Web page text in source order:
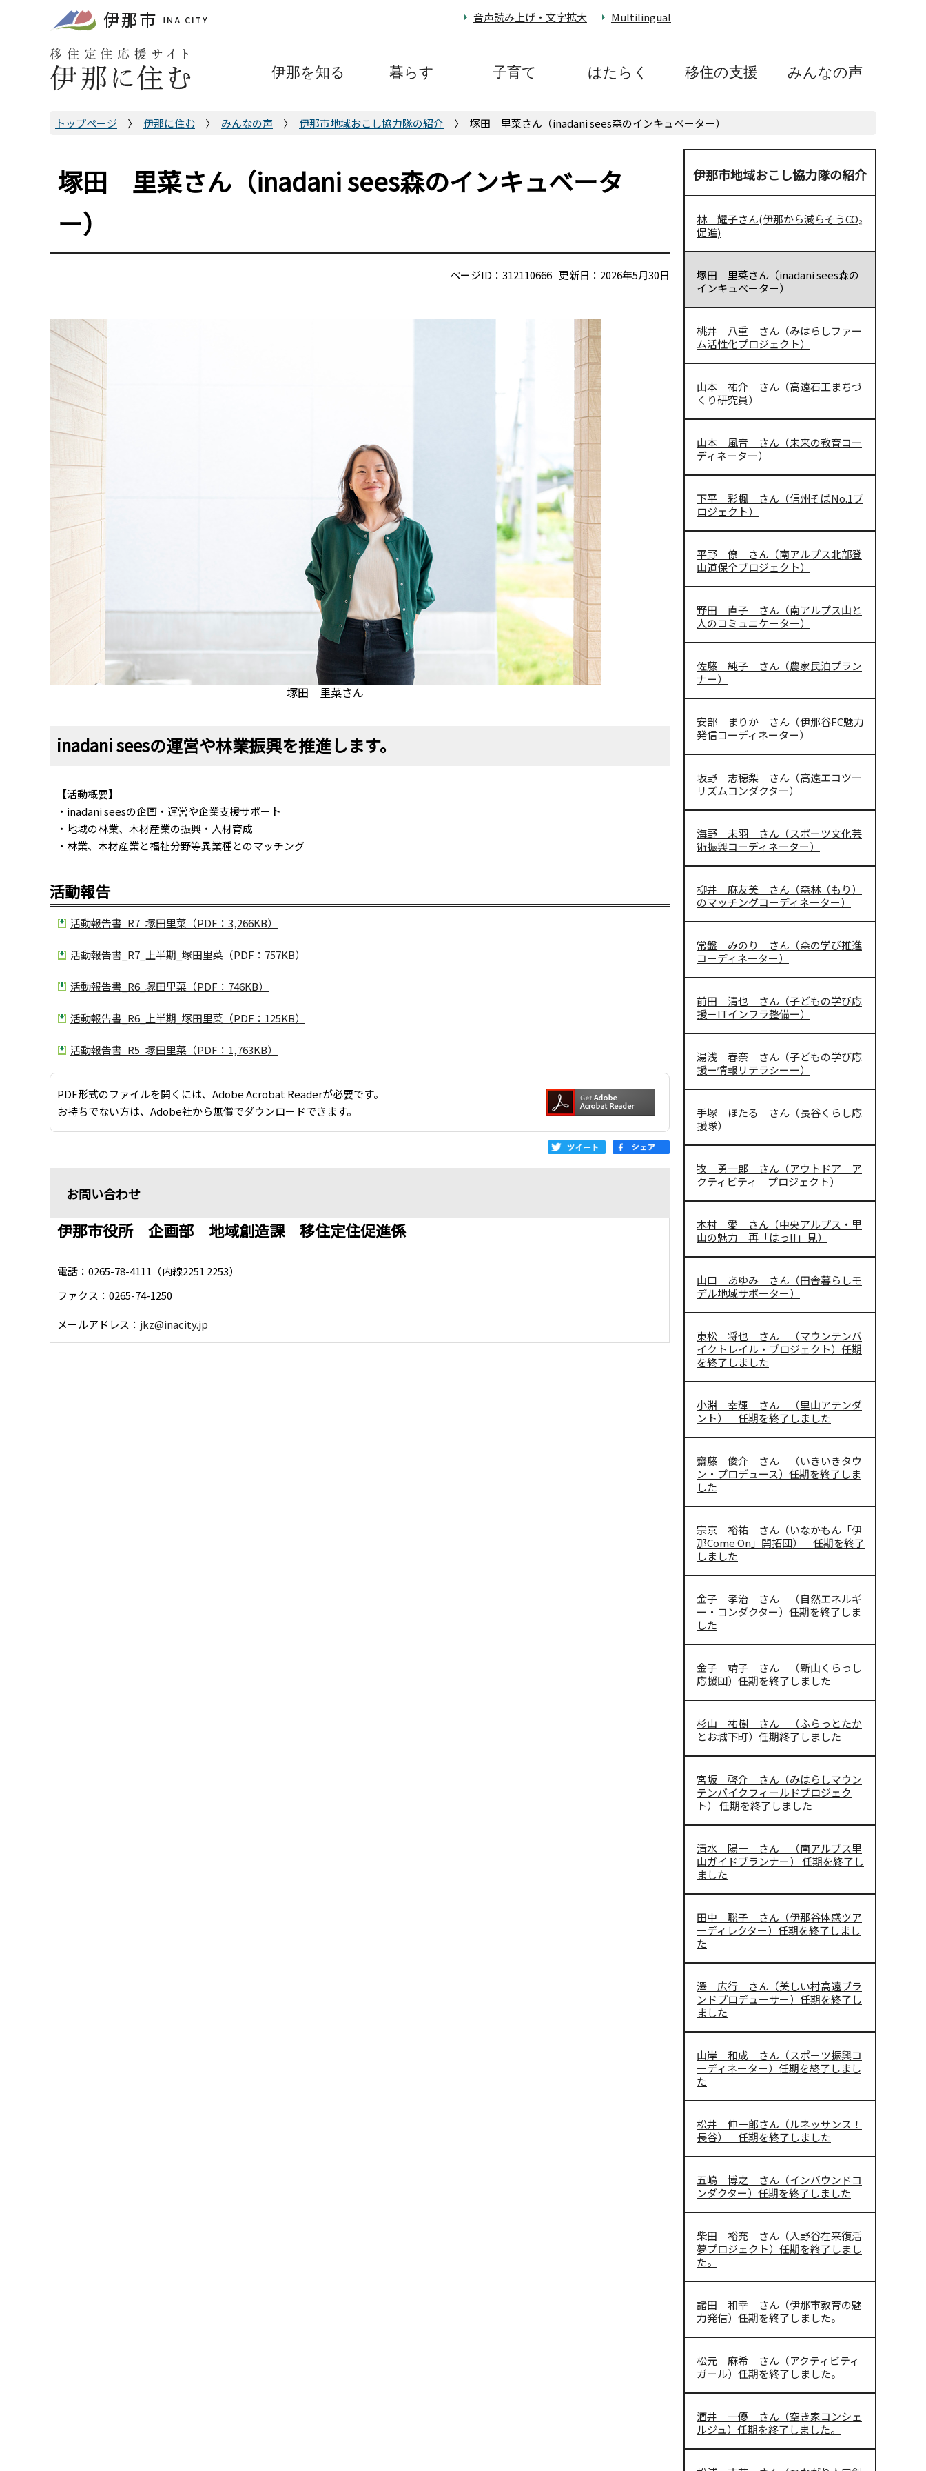
ペ
音声読み上げ・文字拡大 Multilingual
伊那を知る 暮らす 子育て はたらく 移住の支援 みんなの声
トップページ 伊那に住む みんなの声 伊那市地域おこし協力隊の紹介 塚田 里菜さん（inadani sees森のインキュベーター）
塚田 里菜さん（inadani sees森のインキュベータ
ー）
ページID：312110666 更新日：2026年5月30日
塚田 里菜さん
inadani seesの運営や林業振興を推進します。
【活動概要】
・inadani seesの企画・運営や企業支援サポート
・地域の林業、木材産業の振興・人材育成
・林業、木材産業と福祉分野等異業種とのマッチング
活動報告
活動報告書_R7_塚田里菜（PDF：3,266KB）
活動報告書_R7_上半期_塚田里菜（PDF：757KB）
活動報告書_R6_塚田里菜（PDF：746KB）
活動報告書_R6_上半期_塚田里菜（PDF：125KB）
活動報告書_R5_塚田里菜（PDF：1,763KB）
PDF形式のファイルを開くには、Adobe Acrobat Readerが必要です。
お持ちでない方は、Adobe社から無償でダウンロードできます。
お問い合わせ
伊那市役所 企画部 地域創造課 移住定住促進係
電話：0265-78-4111（内線2251 2253）
ファクス：0265-74-1250
メールアドレス： jkz@inacity.jp
伊那市地域おこし協力隊の紹介
林 耀子さん(伊那から減らそうCO₂
促進)
塚田 里菜さん（inadani sees森の
インキュベーター）
桃井 八重 さん（みはらしファー
ム活性化プロジェクト）
山本 祐介 さん（高遠石工まちづ
くり研究員）
山本 風音 さん（未来の教育コー
ディネーター）
下平 彩楓 さん（信州そばNo.1プ
ロジェクト）
平野 僚 さん（南アルプス北部登
山道保全プロジェクト）
野田 直子 さん（南アルプス山と
人のコミュニケーター）
佐藤 純子 さん（農家民泊プラン
ナー）
安部 まりか さん（伊那谷FC魅力
発信コーディネーター）
坂野 志穂梨 さん（高遠エコツー
リズムコンダクター）
海野 未羽 さん（スポーツ文化芸
術振興コーディネーター）
柳井 麻友美 さん（森林（もり）
のマッチングコーディネーター）
常盤 みのり さん（森の学び推進
コーディネーター）
前田 清也 さん（子どもの学び応
援－ITインフラ整備ー）
湯浅 春奈 さん（子どもの学び応
援ー情報リテラシーー）
手塚 ほたる さん（長谷くらし応
援隊）
牧 勇一郎 さん（アウトドア ア
クティビティ プロジェクト）
木村 愛 さん（中央アルプス・里
山の魅力 再「はっ!!」見）
山口 あゆみ さん（田舎暮らしモ
デル地域サポーター）
東松 将也 さん （マウンテンバ
イクトレイル・プロジェクト）任期
を終了しました
小淵 幸輝 さん （里山アテンダ
ント） 任期を終了しました
齋藤 俊介 さん （いきいきタウ
ン・プロデュース）任期を終了しま
した
宗京 裕祐 さん（いなかもん「伊
那Come On」開拓団） 任期を終了
しました
金子 孝治 さん （自然エネルギ
ー・コンダクター）任期を終了しま
した
金子 靖子 さん （新山くらっし
応援団）任期を終了しました
杉山 祐樹 さん （ふらっとたか
とお城下町）任期終了しました
宮坂 啓介 さん（みはらしマウン
テンバイクフィールドプロジェク
ト） 任期を終了しました
清水 陽一 さん （南アルプス里
山ガイドプランナー） 任期を終了し
ました
田中 聡子 さん（伊那谷体感ツア
ーディレクター）任期を終了しまし
た
澤 広行 さん（美しい村高遠ブラ
ンドプロデューサー）任期を終了し
ました
山岸 和成 さん（スポーツ振興コ
ーディネーター）任期を終了しまし
た
松井 伸一郎さん（ルネッサンス！
長谷） 任期を終了しました
五嶋 博之 さん（インバウンドコ
ンダクター）任期を終了しました
柴田 裕充 さん（入野谷在来復活
夢プロジェクト）任期を終了しまし
た。
諸田 和幸 さん（伊那市教育の魅
力発信）任期を終了しました。
松元 麻希 さん（アクティビティ
ガール）任期を終了しました。
酒井 一優 さん（空き家コンシェ
ルジュ）任期を終了しました。